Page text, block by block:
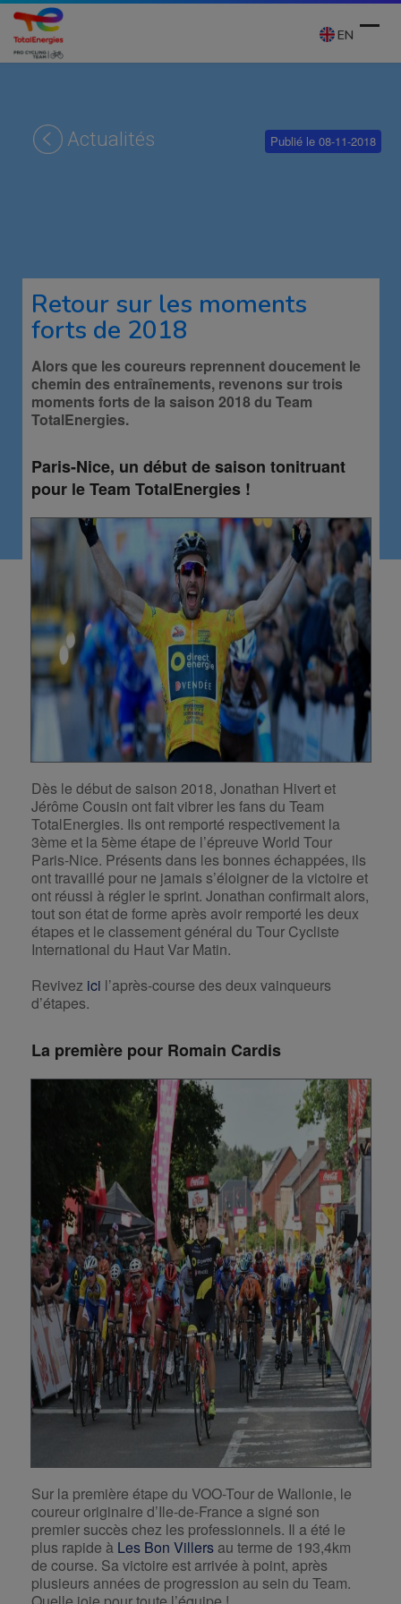
Skip
content
EN
Actualités Publié le 08-11-2018
Retour sur les moments
forts de 2018
Alors que les coureurs reprennent doucement le
chemin des entraînements, revenons sur trois
moments forts de la saison 2018 du Team
TotalEnergies.
Paris-Nice, un début de saison tonitruant
pour le Team TotalEnergies !
Dès le début de saison 2018, Jonathan Hivert et
Jérôme Cousin ont fait vibrer les fans du Team
TotalEnergies. Ils ont remporté respectivement la
3ème et la 5ème étape de l’épreuve World Tour
Paris-Nice. Présents dans les bonnes échappées, ils
ont travaillé pour ne jamais s’éloigner de la victoire et
ont réussi à régler le sprint. Jonathan confirmait alors,
tout son état de forme après avoir remporté les deux
étapes et le classement général du Tour Cycliste
International du Haut Var Matin.
Revivez ici l’après-course des deux vainqueurs
d’étapes.
La première pour Romain Cardis
Sur la première étape du VOO-Tour de Wallonie, le
coureur originaire d’Ile-de-France a signé son
premier succès chez les professionnels. Il a été le
plus rapide à Les Bon Villers au terme de 193,4km
de course. Sa victoire est arrivée à point, après
plusieurs années de progression au sein du Team.